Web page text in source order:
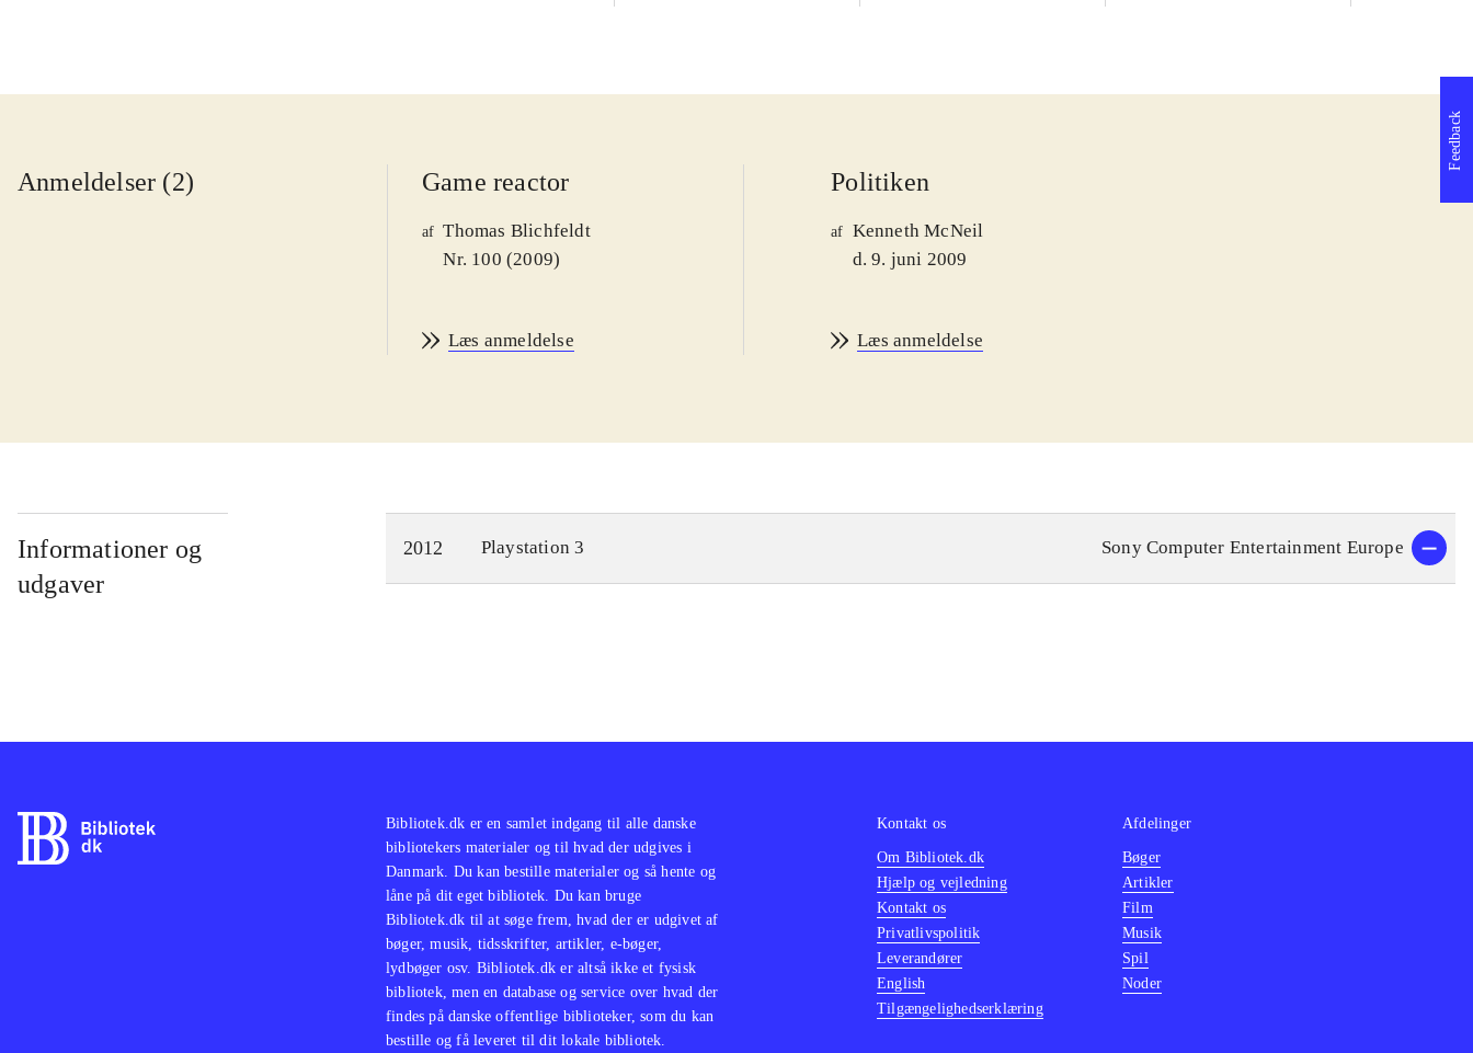
Anmeldelser (2) Game reactor
af Thomas Blichfeldt
Nr. 100 (2009)
Læs anmeldelse
Politiken
af Kenneth McNeil
d. 9. juni 2009
Læs anmeldelse
Informationer og
udgaver
2012 Playstation 3 Sony Computer Entertainment Europe
Feedback
Bibliotek.dk er en samlet indgang til alle danske
bibliotekers materialer og til hvad der udgives i
Danmark. Du kan bestille materialer og så hente og
låne på dit eget bibliotek. Du kan bruge
Bibliotek.dk til at søge frem, hvad der er udgivet af
bøger, musik, tidsskrifter, artikler, e-bøger,
lydbøger osv. Bibliotek.dk er altså ikke et fysisk
bibliotek, men en database og service over hvad der
findes på danske offentlige biblioteker, som du kan
bestille og få leveret til dit lokale bibliotek.
Kontakt os
Om Bibliotek.dk
Hjælp og vejledning
Kontakt os
Privatlivspolitik
Leverandører
English
Tilgængelighedserklæring
Afdelinger
Bøger
Artikler
Film
Musik
Spil
Noder